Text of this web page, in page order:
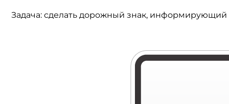
Задача: cделать дорожный знак, информирующий